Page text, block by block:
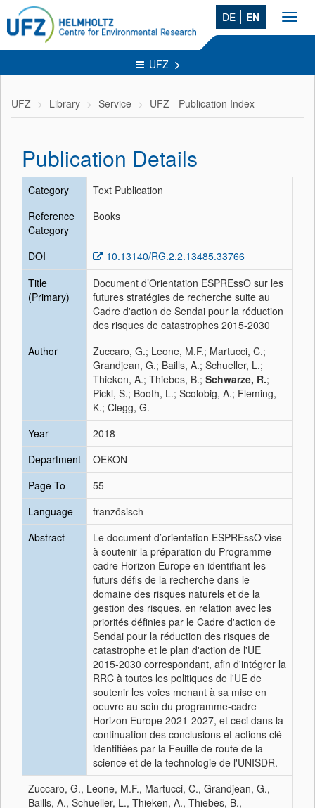
DE EN
UFZ
UFZ Library Service UFZ - Publication Index
Publication Details
Category
Text Publication
Reference
Category
Books
DOI
10.13140/RG.2.2.13485.33766
Title
(Primary)
Document d’Orientation ESPREssO sur les
futures stratégies de recherche suite au
Cadre d'action de Sendai pour la réduction
des risques de catastrophes 2015-2030
Author
Zuccaro, G.; Leone, M.F.; Martucci, C.;
Grandjean, G.; Baills, A.; Schueller, L.;
Thieken, A.; Thiebes, B.; Schwarze, R.;
Pickl, S.; Booth, L.; Scolobig, A.; Fleming,
K.; Clegg, G.
Year
2018
Department
OEKON
Page To
55
Language
französisch
Abstract
Le document d’orientation ESPREssO vise
à soutenir la préparation du Programme-
cadre Horizon Europe en identifiant les
futurs défis de la recherche dans le
domaine des risques naturels et de la
gestion des risques, en relation avec les
priorités définies par le Cadre d'action de
Sendai pour la réduction des risques de
catastrophe et le plan d'action de l'UE
2015-2030 correspondant, afin d'intégrer la
RRC à toutes les politiques de l'UE de
soutenir les voies menant à sa mise en
oeuvre au sein du programme-cadre
Horizon Europe 2021-2027, et ceci dans la
continuation des conclusions et actions clé
identifiées par la Feuille de route de la
science et de la technologie de l'UNISDR.
Zuccaro, G., Leone, M.F., Martucci, C., Grandjean, G.,
Baills, A., Schueller, L., Thieken, A., Thiebes, B.,